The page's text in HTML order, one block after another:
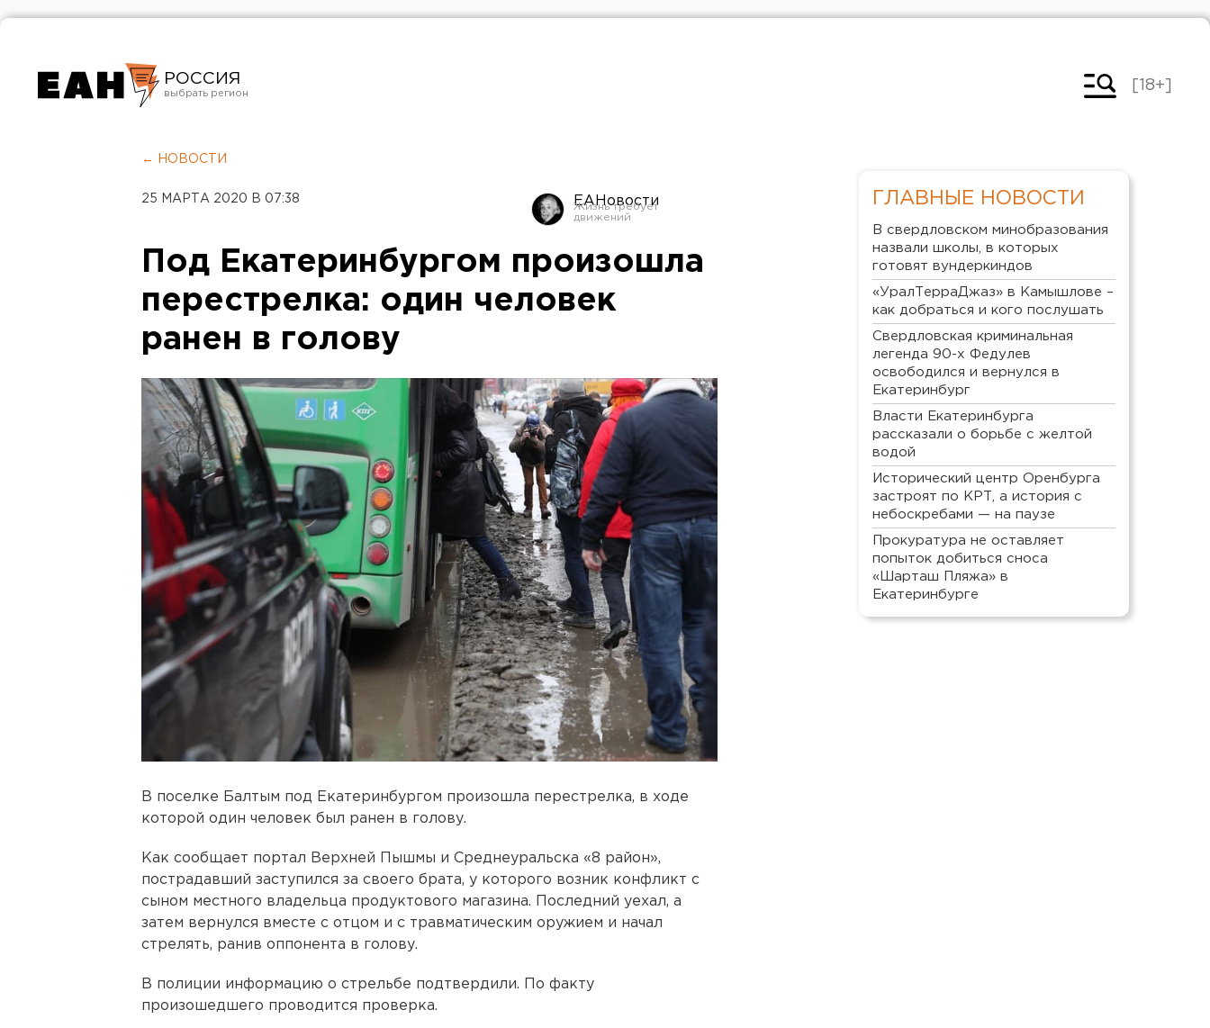
РОССИЯ
Челябинск
[18+]
← НОВОСТИ
25 МАРТА 2020 В 07:38 ЕАНовости
Под Екатеринбургом произошла
перестрелка: один человек
ранен в голову
В поселке Балтым под Екатеринбургом произошла перестрелка, в ходе
которой один человек был ранен в голову.
Как сообщает портал Верхней Пышмы и Среднеуральска «8 район»,
пострадавший заступился за своего брата, у которого возник конфликт с
сыном местного владельца продуктового магазина. Последний уехал, а
затем вернулся вместе с отцом и с травматическим оружием и начал
стрелять, ранив оппонента в голову.
В полиции информацию о стрельбе подтвердили. По факту
произошедшего проводится проверка.
ГЛАВНЫЕ НОВОСТИ
В свердловском минобразования
назвали школы, в которых
готовят вундеркиндов
«УралТерраДжаз» в Камышлове –
как добраться и кого послушать
Свердловская криминальная
легенда 90-х Федулев
освободился и вернулся в
Екатеринбург
Власти Екатеринбурга
рассказали о борьбе с желтой
водой
Исторический центр Оренбурга
застроят по КРТ, а история с
небоскребами — на паузе
Прокуратура не оставляет
попыток добиться сноса
«Шарташ Пляжа» в
Екатеринбурге